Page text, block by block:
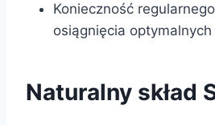
Konieczność
osiągnięcia
Naturalny skład